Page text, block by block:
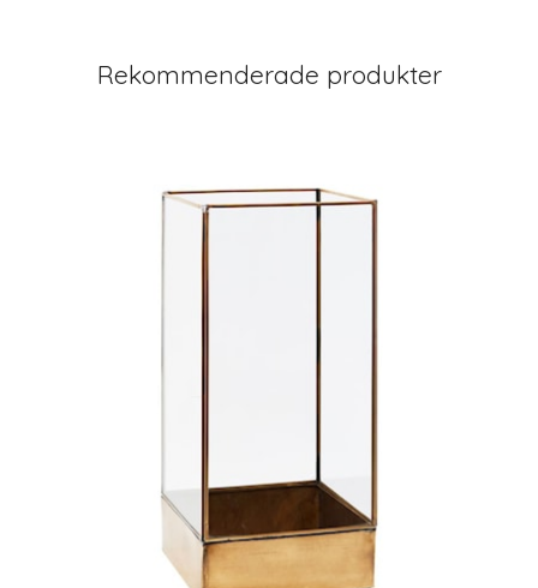
Rekommenderade produkter